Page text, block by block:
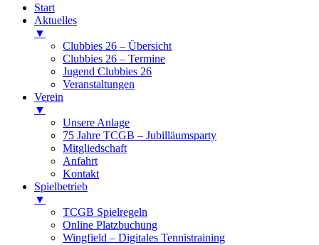
Start
Aktuelles
▼
Clubbies 26 – Übersicht
Clubbies 26 – Termine
Jugend Clubbies 26
Veranstaltungen
Verein
▼
Unsere Anlage
75 Jahre TCGB – Jubilläumsparty
Mitgliedschaft
Anfahrt
Kontakt
Spielbetrieb
▼
TCGB Spielregeln
Online Platzbuchung
Wingfield – Digitales Tennistraining